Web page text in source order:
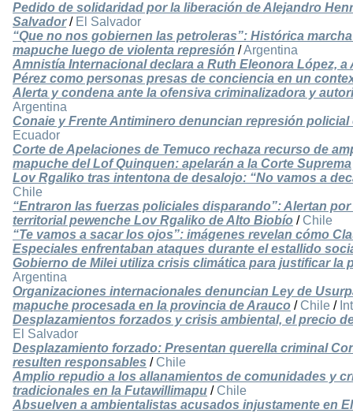
Pedido de solidaridad por la liberación de Alejandro
Salvador/ El Salvador
“Que no nos gobiernen las petroleras”: Histórica
mapuche luego de violenta represión /Argentina
Amnistía Internacional declara a Ruth Eleonora López,
Pérez como personas presas de conciencia en un
Alerta y condena ante la ofensiva criminalizadora y
Argentina
Conaie y Frente Antiminero denuncian represión
Ecuador
Corte de Apelaciones de Temuco rechaza recurso de
mapuche del Lof Quinquen: apelarán a la Corte Suprema
Lov Rgaliko tras intentona de desalojo: “No vamos a
Chile
“Entraron las fuerzas policiales disparando”: Alertan
territorial pewenche Lov Rgaliko de Alto Biobío / Chile
“Te vamos a sacar los ojos”: imágenes revelan cómo
Especiales enfrentaban ataques durante el estallido
Gobierno de Milei utiliza crisis climática para justificar la
Argentina
Organizaciones internacionales denuncian Ley de
mapuche procesada en la provincia de Arauco / Chile /
Desplazamientos forzados y crisis ambiental, el precio
El Salvador
Desplazamiento forzado: Presentan querella criminal
resulten responsables / Chile
Amplio repudio a los allanamientos de comunidades y
tradicionales en la Futawillimapu / Chile
Absuelven a ambientalistas acusados injustamente en